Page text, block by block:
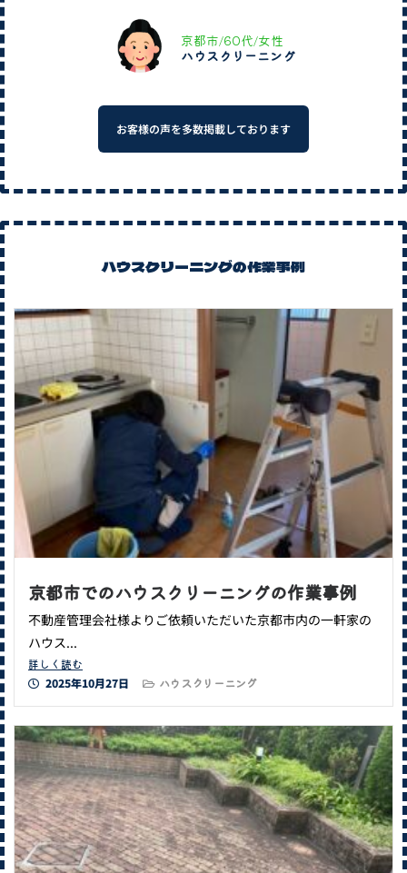
京都市/60代/女性
ハウスクリーニング
お客様の声を多数掲載しております
ハウスクリーニングの作業事例
京都市でのハウスクリーニングの作業事例
不動産管理会社様よりご依頼いただいた京都市内の一軒家の
ハウス...
詳しく読む
2025年10月27日
ハウスクリーニング